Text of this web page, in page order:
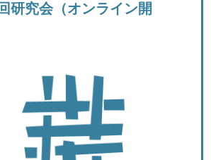
研究会（オンライン開